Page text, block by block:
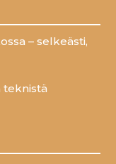
– selkeästi,
teknistä